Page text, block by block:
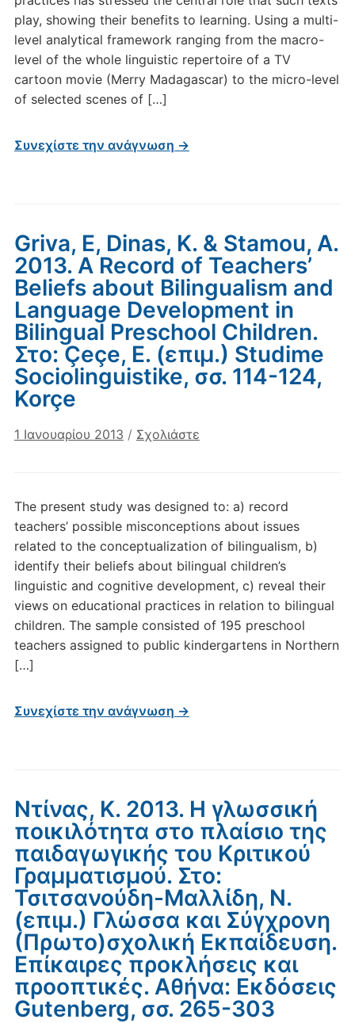
play, showing their benefits to learning. Using a multi-
level analytical framework ranging from the macro-
level of the whole linguistic repertoire of a TV
cartoon movie (Merry Madagascar) to the micro-level
of selected scenes of […]
Συνεχίστε την ανάγνωση →
Griva, E, Dinas, K. & Stamou, A.
2013. A Record of Teachers’
Beliefs about Bilingualism and
Language Development in
Bilingual Preschool Children.
Στο: Çeçe, E. (επιμ.) Studime
Sociolinguistike, σσ. 114-124,
Korçe
1 Ιανουαρίου 2013 / Σχολιάστε
The present study was designed to: a) record
teachers’ possible misconceptions about issues
related to the conceptualization of bilingualism, b)
identify their beliefs about bilingual children’s
linguistic and cognitive development, c) reveal their
views on educational practices in relation to bilingual
children. The sample consisted of 195 preschool
teachers assigned to public kindergartens in Northern
[…]
Συνεχίστε την ανάγνωση →
Ντίνας, Κ. 2013. Η γλωσσική
ποικιλότητα στο πλαίσιο της
παιδαγωγικής του Κριτικού
Γραμματισμού. Στο:
Τσιτσανούδη-Μαλλίδη, Ν.
(επιμ.) Γλώσσα και Σύγχρονη
(Πρωτο)σχολική Εκπαίδευση.
Επίκαιρες προκλήσεις και
προοπτικές. Αθήνα: Εκδόσεις
Gutenberg, σσ. 265-303